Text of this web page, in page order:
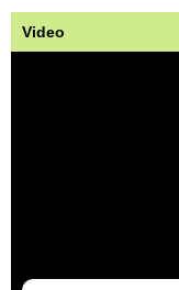
Video